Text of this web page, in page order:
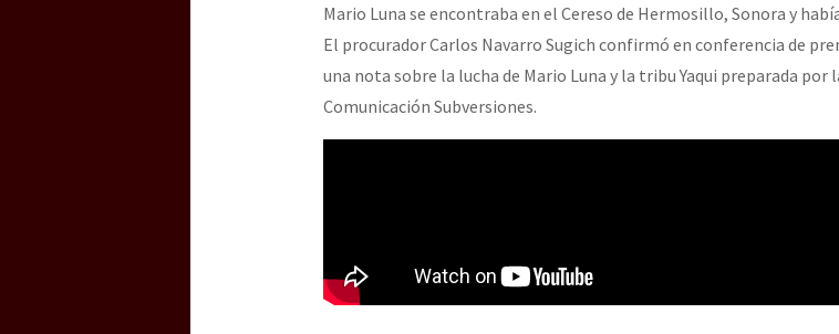
Mario Luna se encontraba en el Cereso de Hermosillo, Sonora y
El procurador Carlos Navarro Sugich confirmó en conferencia de
una nota sobre la lucha de Mario Luna y la tribu Yaqui preparada por
Comunicación Subversiones.